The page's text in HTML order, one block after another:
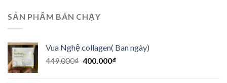
SẢN PHẨM BÁN CHẠY
Vua Nghệ collagen( Ban ngày)
449.000₫ Giá
400.000₫Giá